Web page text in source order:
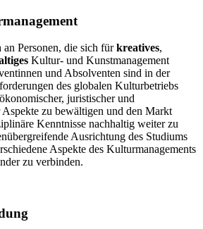
Personen, die sich fürkreatives,
Kultur- und Kunstmanagement
und Absolventen sind in der
des globalen Kulturbetriebs
juristischer und
zu bewältigen und den Markt
Kenntnisse nachhaltig weiter zu
Ausrichtung des Studiums
Aspekte des Kulturmanagements
zu verbinden.